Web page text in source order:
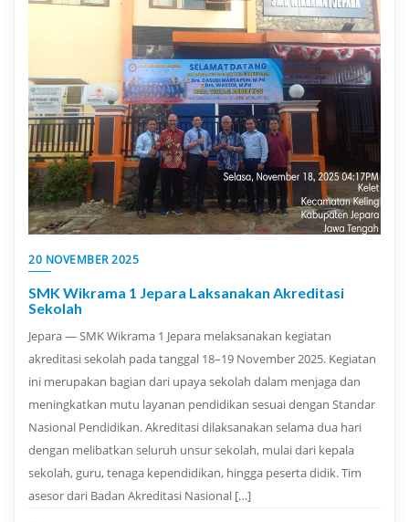
20 NOVEMBER 2025
SMK Wikrama 1 Jepara Laksanakan Akreditasi
Sekolah
Jepara — SMK Wikrama 1 Jepara melaksanakan kegiatan
akreditasi sekolah pada tanggal 18–19 November 2025. Kegiatan
ini merupakan bagian dari upaya sekolah dalam menjaga dan
meningkatkan mutu layanan pendidikan sesuai dengan Standar
Nasional Pendidikan. Akreditasi dilaksanakan selama dua hari
dengan melibatkan seluruh unsur sekolah, mulai dari kepala
sekolah, guru, tenaga kependidikan, hingga peserta didik. Tim
asesor dari Badan Akreditasi Nasional […]